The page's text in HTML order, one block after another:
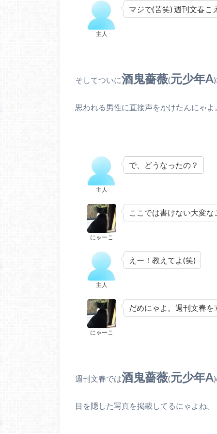
主人
マジで(苦笑) 週刊文春こ
そしてついに酒鬼薔薇(元少年A
思われる男性に直接声をかけたんにゃよ
主人
で、どうなったの？
にゃーこ
ここでは書けない大変
主人
えー！教えてよ(笑)
にゃーこ
だめにゃよ。週刊文春
週刊文春では酒鬼薔薇(元少年A
目を隠した写真を掲載してるにゃよね。